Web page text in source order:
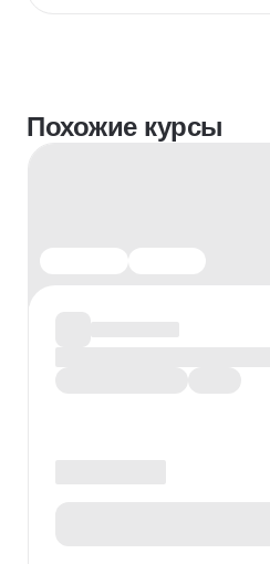
Похожие курсы